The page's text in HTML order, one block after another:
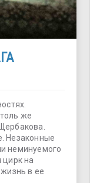
же
Незаконные
неминуемого
цирк на
в ее